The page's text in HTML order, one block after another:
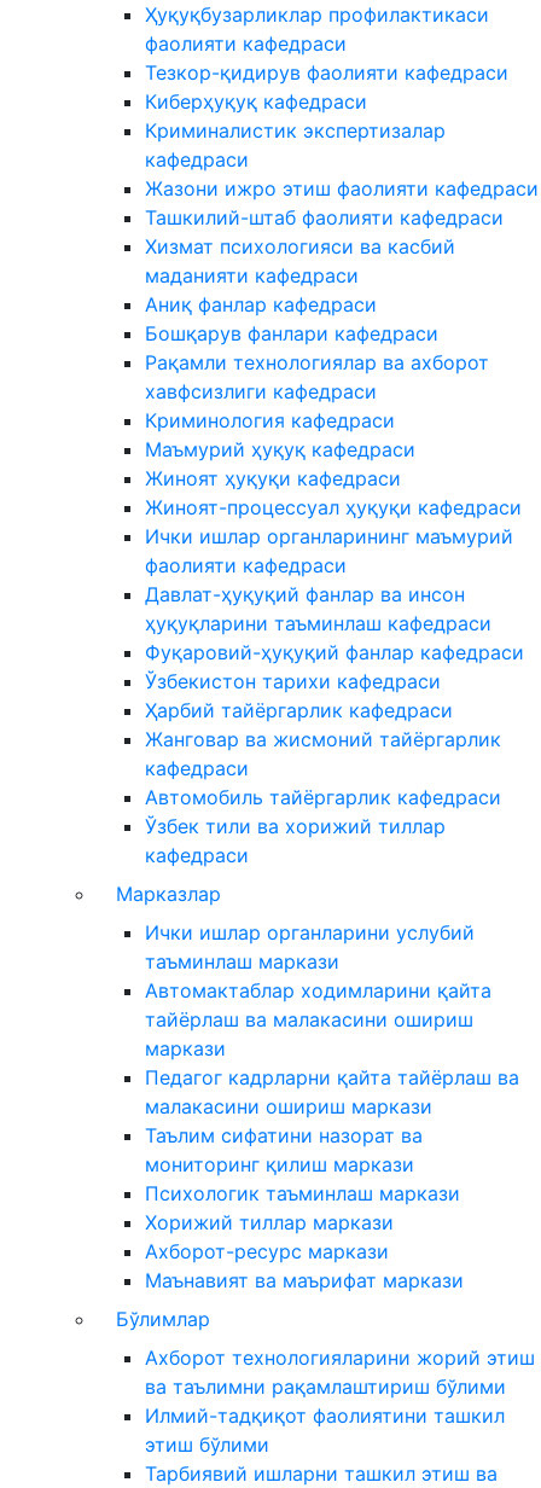
Ҳуқуқбузарликлар профилактикаси
фаолияти кафедраси
Тезкор-қидирув фаолияти кафедраси
Киберҳуқуқ кафедраси
Криминалистик экспертизалар
кафедраси
Жазони ижро этиш фаолияти кафедраси
Ташкилий-штаб фаолияти кафедраси
Хизмат психологияси ва касбий
маданияти кафедраси
Аниқ фанлар кафедраси
Бошқарув фанлари кафедраси
Рақамли технологиялар ва ахборот
хавфсизлиги кафедраси
Криминология кафедраси
Маъмурий ҳуқуқ кафедраси
Жиноят ҳуқуқи кафедраси
Жиноят-процессуал ҳуқуқи кафедраси
Ички ишлар органларининг маъмурий
фаолияти кафедраси
Давлат-ҳуқуқий фанлар ва инсон
ҳуқуқларини таъминлаш кафедраси
Фуқаровий-ҳуқуқий фанлар кафедраси
Ўзбекистон тарихи кафедраси
Ҳарбий тайёргарлик кафедраси
Жанговар ва жисмоний тайёргарлик
кафедраси
Автомобиль тайёргарлик кафедраси
Ўзбек тили ва хорижий тиллар
кафедраси
Марказлар
Ички ишлар органларини услубий
таъминлаш маркази
Автомактаблар ходимларини қайта
тайёрлаш ва малакасини ошириш
маркази
Педагог кадрларни қайта тайёрлаш ва
малакасини ошириш маркази
Таълим сифатини назорат ва
мониторинг қилиш маркази
Психологик таъминлаш маркази
Хорижий тиллар маркази
Ахборот-ресурс маркази
Маънавият ва маърифат маркази
Бўлимлар
Ахборот технологияларини жорий этиш
ва таълимни рақамлаштириш бўлими
Илмий-тадқиқот фаолиятини ташкил
этиш бўлими
Тарбиявий ишларни ташкил этиш ва